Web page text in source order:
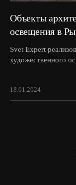
Объекты
освещения в
Svet Еxpert
художественного
18.01.2024